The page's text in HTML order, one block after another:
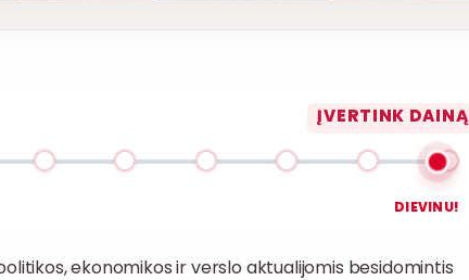
ĮVERTINK DAINĄ
DIEVINU!
ekonomikos ir verslo aktualijomis besidomintis